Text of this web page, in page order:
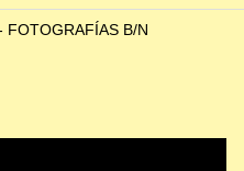
FOTOGRAFÍAS B/N